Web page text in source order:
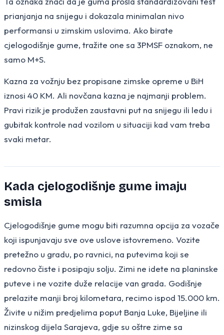
prianjanja na snijegu i dokazala minimalan nivo
performansi u zimskim uslovima. Ako birate
cjelogodišnje gume, tražite one sa 3PMSF oznakom, ne
samo M+S.
Kazna za vožnju bez propisane zimske opreme u BiH
iznosi 40 KM. Ali novčana kazna je najmanji problem.
Pravi rizik je produžen zaustavni put na snijegu ili ledu i
gubitak kontrole nad vozilom u situaciji kad vam treba
svaki metar.
Kada cjelogodišnje gume imaju
smisla
Cjelogodišnje gume mogu biti razumna opcija za vozače
koji ispunjavaju sve ove uslove istovremeno. Vozite
pretežno u gradu, po ravnici, na putevima koji se
redovno čiste i posipaju solju. Zimi ne idete na planinske
puteve i ne vozite duže relacije van grada. Godišnje
prelazite manji broj kilometara, recimo ispod 15.000 km.
Živite u nižim predjelima poput Banja Luke, Bijeljine ili
nizinskog dijela Sarajeva, gdje su oštre zime sa